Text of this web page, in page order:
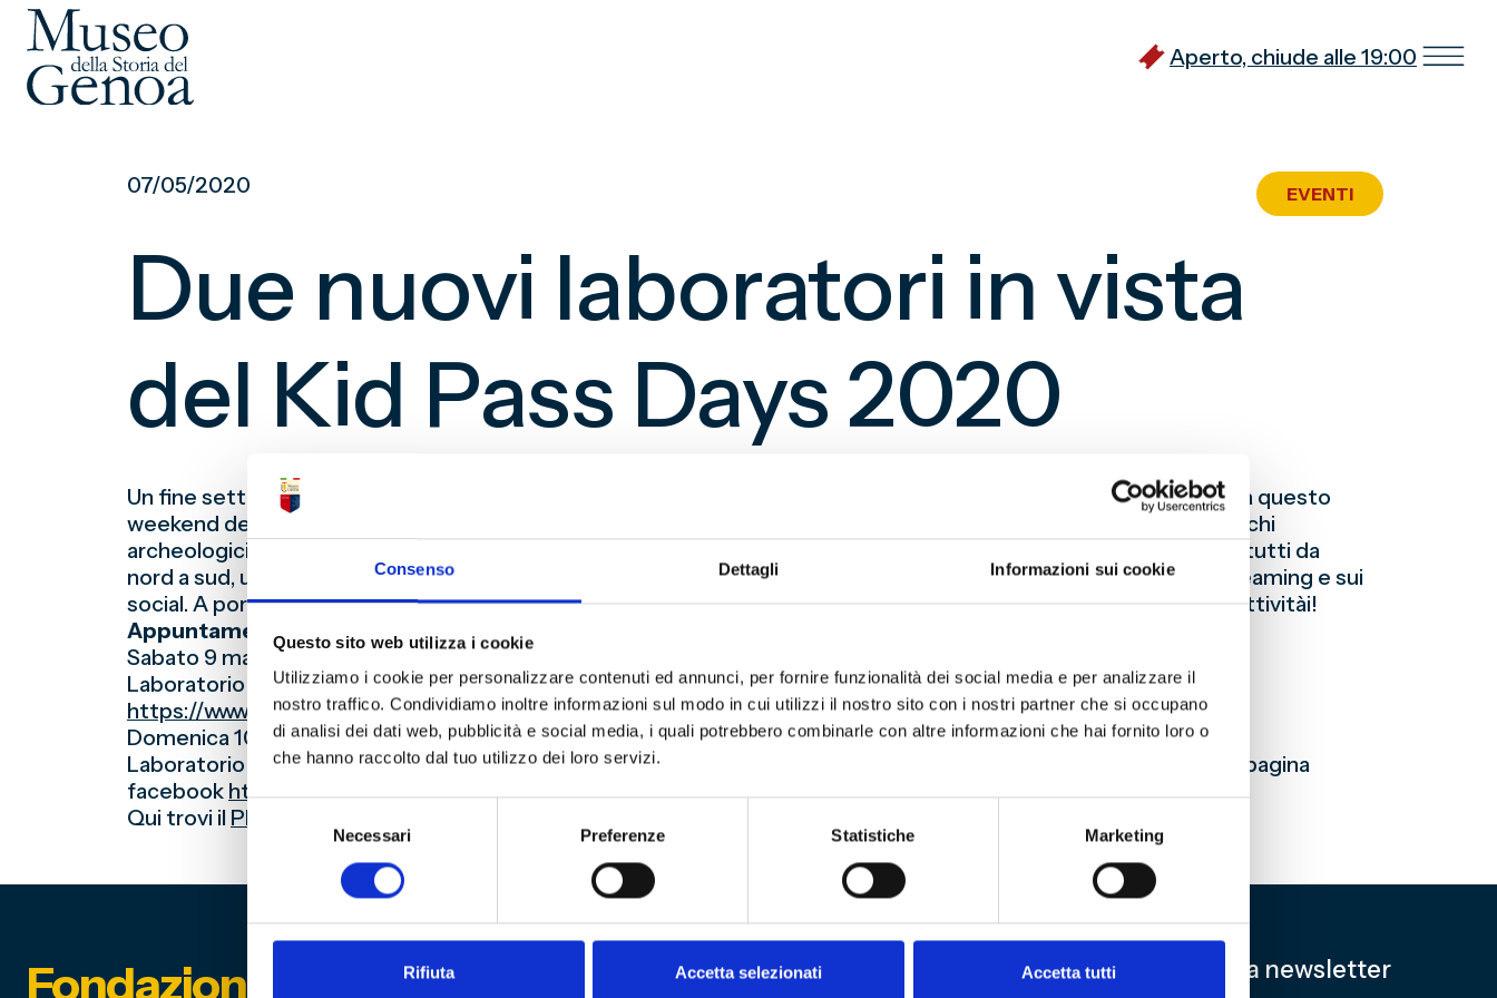
Consenso Dettagli Informazioni sui cookie
Questo sito web utilizza i cookie
Utilizziamo i cookie per personalizzare contenuti ed annunci, per fornire funzionalità dei social media e per analizzare il
nostro traffico. Condividiamo inoltre informazioni sul modo in cui utilizzi il nostro sito con i nostri partner che si occupano
di analisi dei dati web, pubblicità e social media, i quali potrebbero combinarle con altre informazioni che hai fornito loro o
che hanno raccolto dal tuo utilizzo dei loro servizi.
Selezione
Necessari Preferenze Statistiche Marketing
Rifiuta Accetta selezionati Accetta tutti
Aperto, chiude alle 19:00
07/05/2020 EVENTI
Due nuovi laboratori in vista
del Kid Pass Days 2020
Un fine settimana tutto dedicato alle attività per famiglie con bambini. La nuova edizione di Kid Pass Dayssi terrà questo
weekend del 9 e 10 maggio 2020. Oltre settanta, tra i più importanti musei, spazi culturali, castelli, planetari e parchi
archeologici d’Italia hanno aderito al primo evento digitale dedicato alle famiglie. Un’occasione unica per scoprirli tutti da
nord a sud, una grande maratona di eventi online organizzati in simultanea, con molti appuntamenti in diretta streaming e sui
social. A portata di smartphone, tablet, pc e smart tv. Ovviamente presente anche il Museo del Genoa con due attivitài!
Appuntamento con la matematica
Sabato 9 maggio 2020 Età di riferimento: 7/11 anni
Laboratorio “Scienza in Rete” | Il teorema dei passaggi” / ore 14.30 / Ci vediamo sulla nostra pagina instagram
https://www.instagram.com/museodelgenoa/Appuntamento con la creatività
Domenica 10 maggio 2020 Età di riferimento: 5/10 anni
Laboratorio di pop up a cura di Lucrezia Giarratana dal titolo “Parate da Urlo” / ore 10.00 / Ci vediamo sulla nostra pagina
facebook https://www.facebook.com/museodellastoriadelgenoa/
Qui trovi il PDF Tutorial PARATE DA URLO!
Fondazione Genoa 1893 Sitemap Iscriviti alla newsletter